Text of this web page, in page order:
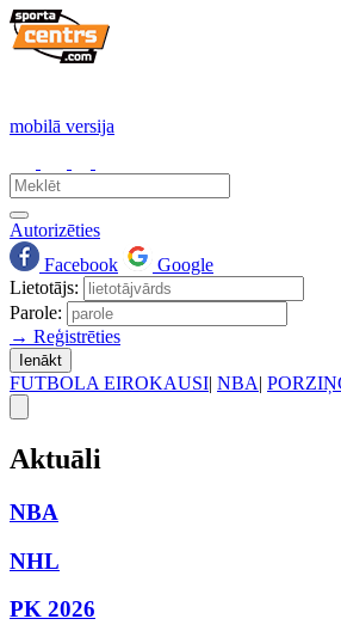
mobilā versija
Autorizēties
Facebook
Google
Lietotājs:
Parole:
→ Reģistrēties
Ienākt
FUTBOLA EIROKAUSI| NBA|
Aktuāli
NBA
NHL
PK 2026